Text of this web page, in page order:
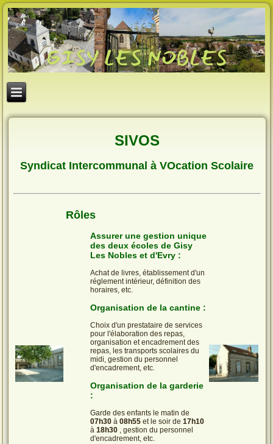
SIVOS
Syndicat Intercommunal à VOcation Scolaire
Rôles
Assurer une gestion unique
des deux écoles de Gisy
Les Nobles et d'Evry :
Achat de livres, établissement d'un
réglement intérieur, définition des
horaires, etc.
Organisation de la cantine :
Choix d'un prestataire de services
pour l'élaboration des repas,
organisation et encadrement des
repas, les transports scolaires du
midi, gestion du personnel
d'encadrement, etc.
Organisation de la garderie
:
Garde des enfants le matin de
07h30 à08h55 et le soir de17h10
à18h30 , gestion du personnel
d'encadrement, etc.